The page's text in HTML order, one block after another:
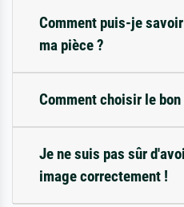
Comment puis-je
ma pièce ?
Comment choisir le
Je ne suis pas sûr
image correctement !